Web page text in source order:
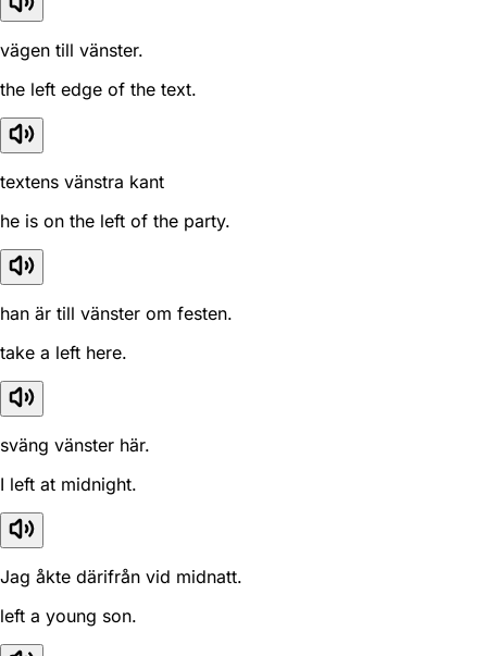
vägen till vänster.
the left edge of the text.
textens vänstra kant
he is on the left of the party.
han är till vänster om festen.
take a left here.
sväng vänster här.
I left at midnight.
Jag åkte därifrån vid midnatt.
left a young son.